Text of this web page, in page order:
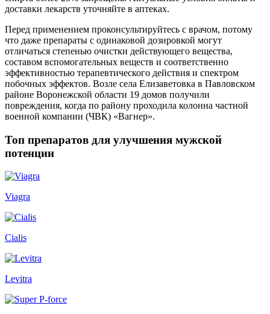
доставки лекарств уточняйте в аптеках.
Перед применением проконсультируйтесь с врачом, потому
что даже препараты с одинаковой дозировкой могут
отличаться степенью очистки действующего вещества,
составом вспомогательных веществ и соответственно
эффективностью терапевтического действия и спектром
побочных эффектов. Возле села Елизаветовка в Павловском
районе Воронежской области 19 домов получили
повреждения, когда по району проходила колонна частной
военной компании (ЧВК) «Вагнер».
Топ препаратов для улучшения мужской
потенции
Viagra
Cialis
Levitra